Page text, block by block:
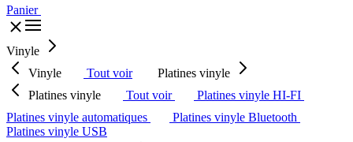
Panier
Vinyle
Vinyle
Tout voir
Platines vinyle
Platines vinyle
Tout voir
Platines vinyle HI-FI
Platines vinyle automatiques
Platines vinyle Bluetooth
Platines vinyle USB